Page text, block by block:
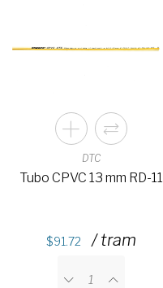
DTC
Tubo CPVC 13 mm RD-11
91.72 / tram